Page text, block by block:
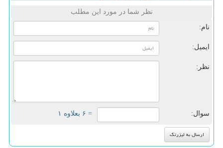
نظر شما در مورد این مطلب
نام:
ایمیل:
نظر:
سوال: = ۶ بعلاوه ۱